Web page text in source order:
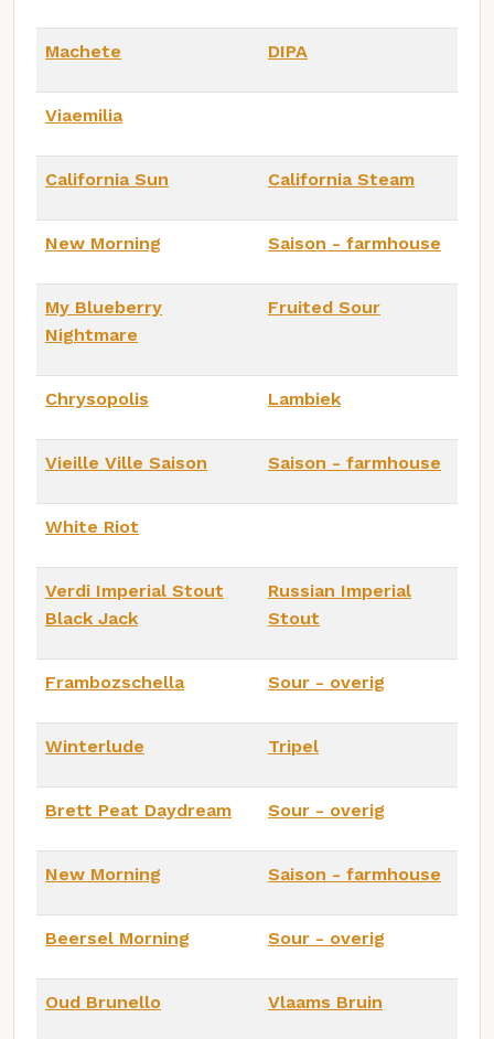
Machete DIPA
Viaemilia
California Sun California Steam
New Morning Saison - farmhouse
My Blueberry
Nightmare
Fruited Sour
Chrysopolis Lambiek
Vieille Ville Saison Saison - farmhouse
White Riot
Verdi Imperial Stout
Black Jack
Russian Imperial
Stout
Frambozschella Sour - overig
Winterlude Tripel
Brett Peat Daydream Sour - overig
New Morning Saison - farmhouse
Beersel Morning Sour - overig
Oud Brunello Vlaams Bruin